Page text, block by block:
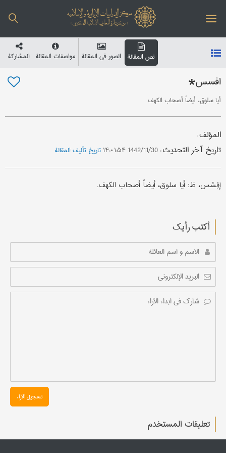
نص المقالة الصور في المقالة مواصفات المقالة المشارکة
افسس*
أيا سلوق، أيضاً أصحاب الكهف
المؤلف:
تاریخ آخر التحدیث: 1442/11/30 ۱۴:۰۱:۵۴ تاریخ تألیف المقالة
إفِسُس، ظ: أيا سلوق، أيضاً أصحاب الكهف.
أکتب رأیك
تسجیل الآراء
تعليقات المستخدم